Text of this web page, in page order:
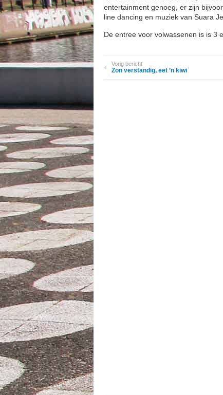
entertainment genoeg, er zijn
line dancing en muziek van Suara
De entree voor volwassenen is is 3
Vorig bericht
Zon verstandig, eet ’n kiwi